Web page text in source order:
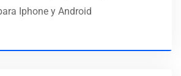
Iphone y Android